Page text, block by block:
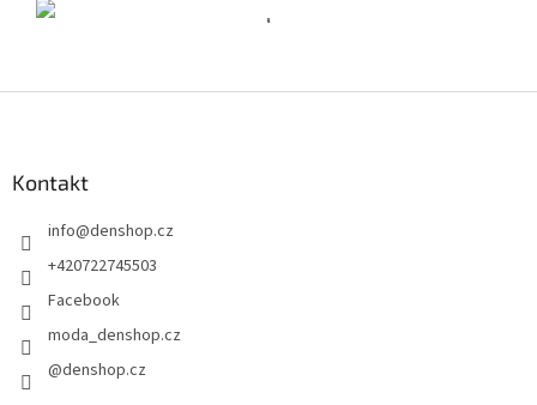
Kontakt
info@denshop.cz
+420722745503
Facebook
moda_denshop.cz
@denshop.cz